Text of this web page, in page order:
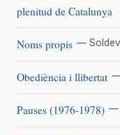
plenitud de Catalunya
Noms propis —
Obediència i llibertat —
Pauses (1976-1978) —